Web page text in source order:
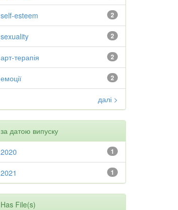
2
self-esteem
2
sexuality
2
арт-терапія
2
емоції
далі >
за датою випуску
1
2020
1
2021
Has File(s)